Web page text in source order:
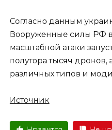
Согласно данным
Вооруженные силы РФ
масштабной атаки
полутора тысяч дронов,
различных типов и
Источник